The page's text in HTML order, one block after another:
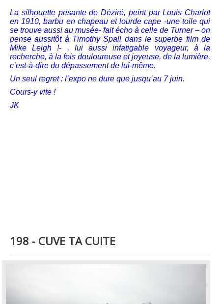
La silhouette pesante de Déziré, peint par Louis Charlot
en 1910, barbu en chapeau et lourde cape -une toile qui
se trouve aussi au musée- fait écho à celle de Turner – on
pense aussitôt à Timothy Spall dans le superbe film de
Mike Leigh !- , lui aussi infatigable voyageur, à la
recherche, à la fois douloureuse et joyeuse, de la lumière,
c’est-à-dire du dépassement de lui-même.
Un seul regret : l’expo ne dure que jusqu’au 7 juin.
Cours-y vite !
JK
198 - CUVE TA CUITE